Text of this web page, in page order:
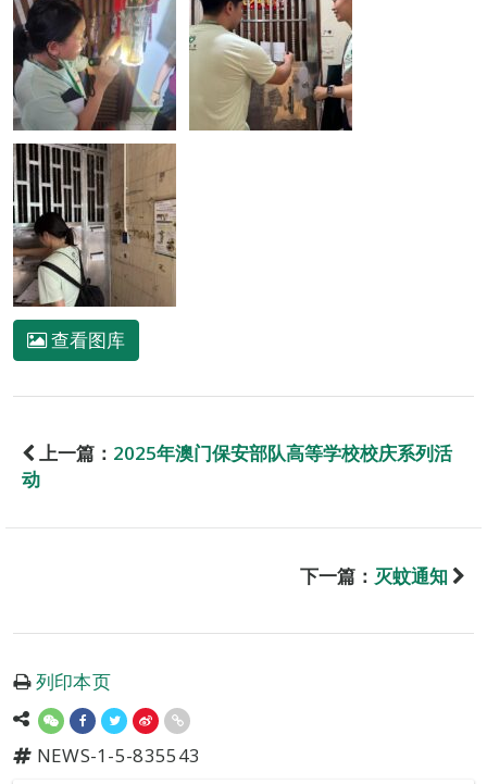
查看图库
上一篇： 2025年澳门保安部队高等学校校庆系列活
动
下一篇： 灭蚊通知
列印本页
NEWS-1-5-835543